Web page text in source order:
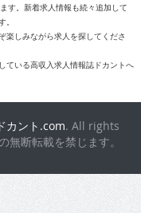
す。新着求人情報も続々追加して
楽しみながら求人を探してくださ
ている高収入求人情報誌ドカントへ
ドカント.com. All rights
断転載を禁じます。